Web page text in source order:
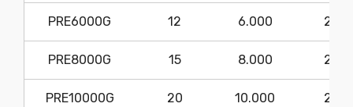
PRE6000G 12 6.000
PRE8000G 15 8.000
PRE10000G 20 10.000